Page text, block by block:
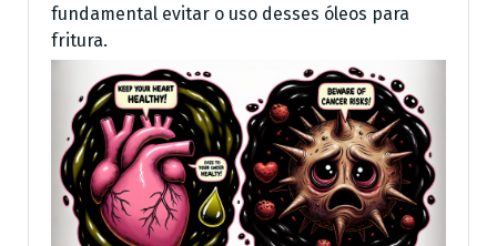
fundamental evitar o uso desses óleos para
fritura.